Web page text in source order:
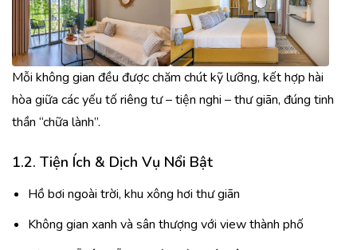
Mỗi không gian đều được chăm chút kỹ lưỡng, kết hợp hài
hòa giữa các yếu tố riêng tư – tiện nghi – thư giãn, đúng tinh
thần “chữa lành”.
1.2. Tiện Ích & Dịch Vụ Nổi Bật
Hồ bơi ngoài trời, khu xông hơi thư giãn
Không gian xanh và sân thượng với view thành phố